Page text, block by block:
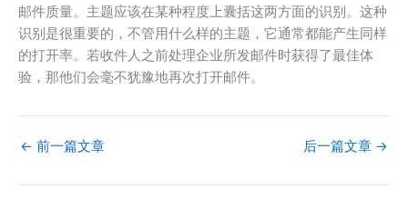
邮件质量。主题应该在某种程度上囊括这两方面的识别。这种
识别是很重要的，不管用什么样的主题，它通常都能产生同样
的打开率。若收件人之前处理企业所发邮件时获得了最佳体
验，那他们会毫不犹豫地再次打开邮件。
← 前一篇文章 后一篇文章 →